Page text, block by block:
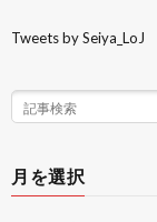
Tweets by Seiya_LoJ
月を選択